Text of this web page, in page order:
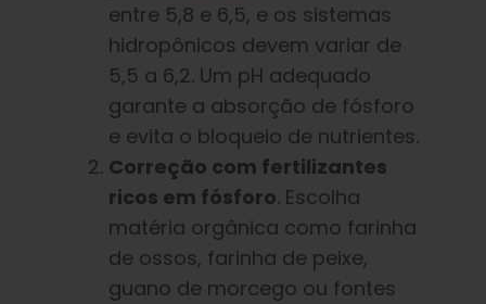
entre 5,8 e 6,5, e os sistemas
hidropônicos devem variar de
5,5 a 6,2. Um pH adequado
garante a absorção de fósforo
e evita o bloqueio de nutrientes.
Correção com fertilizantes
ricos em fósforo. Escolha
matéria orgânica como farinha
de ossos, farinha de peixe,
guano de morcego ou fontes